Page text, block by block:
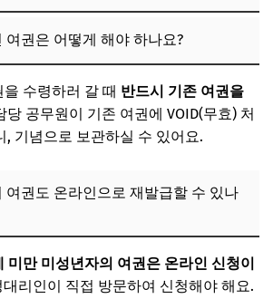
여권은 어떻게 해야 하나요?
수령하러 갈 때 반드시 기존 여권을
당 공무원이 기존 여권에 VOID(무효) 처
, 기념으로 보관하실 수 있어요.
여권도 온라인으로 재발급할 수 있나
미만 미성년자의 여권은 온라인 신청이
리인이 직접 방문하여 신청해야 해요.